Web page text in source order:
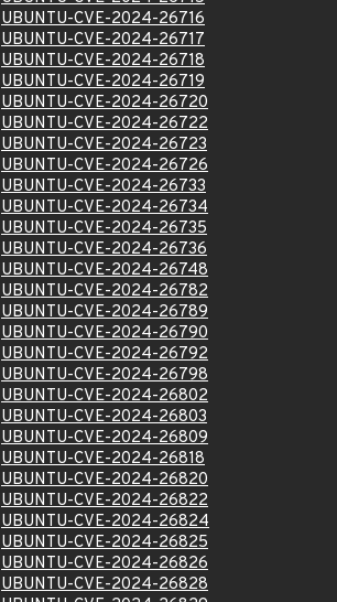
UBUNTU-CVE-2024-26716
UBUNTU-CVE-2024-26717
UBUNTU-CVE-2024-26718
UBUNTU-CVE-2024-26719
UBUNTU-CVE-2024-26720
UBUNTU-CVE-2024-26722
UBUNTU-CVE-2024-26723
UBUNTU-CVE-2024-26726
UBUNTU-CVE-2024-26733
UBUNTU-CVE-2024-26734
UBUNTU-CVE-2024-26735
UBUNTU-CVE-2024-26736
UBUNTU-CVE-2024-26748
UBUNTU-CVE-2024-26782
UBUNTU-CVE-2024-26789
UBUNTU-CVE-2024-26790
UBUNTU-CVE-2024-26792
UBUNTU-CVE-2024-26798
UBUNTU-CVE-2024-26802
UBUNTU-CVE-2024-26803
UBUNTU-CVE-2024-26809
UBUNTU-CVE-2024-26818
UBUNTU-CVE-2024-26820
UBUNTU-CVE-2024-26822
UBUNTU-CVE-2024-26824
UBUNTU-CVE-2024-26825
UBUNTU-CVE-2024-26826
UBUNTU-CVE-2024-26828